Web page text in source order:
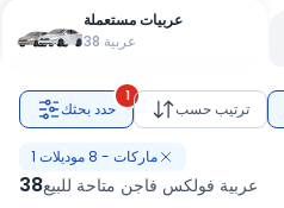
عربيات مستعملة
38 عربية
حدد بحثك
1
ترتيب حسب
1 ماركات -
8موديلات
38عربية فولكس فاجن متاحة للبيع